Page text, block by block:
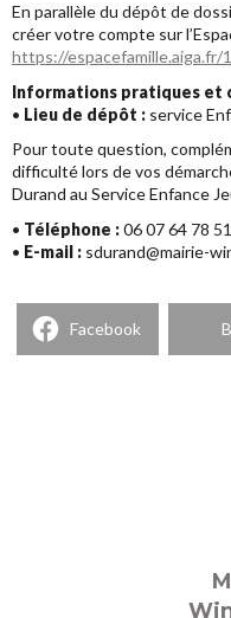
En parallèle du dépôt de
créer votre compte sur
https://espacefamille.aiga.fr/
Informations pratiques et
• Lieu de dépôt : service
Pour toute question,
difficulté lors de vos
Durand au Service Enfance
• Téléphone :06 07 64 78 51
• E-mail : sdurand@mairie-
Facebook